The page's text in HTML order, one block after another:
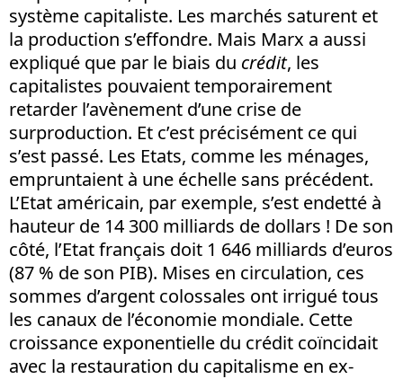
système capitaliste. Les marchés saturent et
la production s’effondre. Mais Marx a aussi
expliqué que par le biais du crédit, les
capitalistes pouvaient temporairement
retarder l’avènement d’une crise de
surproduction. Et c’est précisément ce qui
s’est passé. Les Etats, comme les ménages,
empruntaient à une échelle sans précédent.
L’Etat américain, par exemple, s’est endetté à
hauteur de 14 300 milliards de dollars ! De son
côté, l’Etat français doit 1 646 milliards d’euros
(87 % de son PIB). Mises en circulation, ces
sommes d’argent colossales ont irrigué tous
les canaux de l’économie mondiale. Cette
croissance exponentielle du crédit coïncidait
avec la restauration du capitalisme en ex-